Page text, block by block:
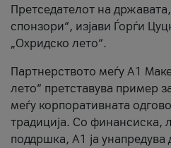
Претседателот на
спонзори“, изјави Ѓорѓи
„Охридско лето“.
Партнерството меѓу A1
лето“ претставува пример
меѓу корпоративната
традиција. Со финансиска,
поддршка, A1 ја унапредува